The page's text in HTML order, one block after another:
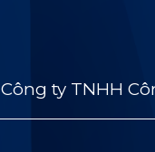
Công ty TNHH